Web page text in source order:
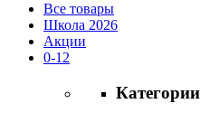
Все товары
Школа 2026
Акции
0-12
Категории